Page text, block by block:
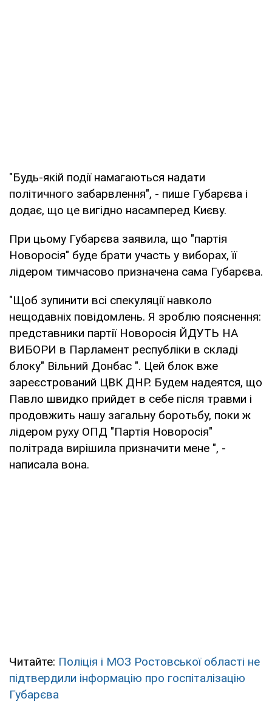
"Будь-якій події намагаються надати
політичного забарвлення", - пише Губарєва і
додає, що це вигідно насамперед Києву.
При цьому Губарєва заявила, що "партія
Новоросія" буде брати участь у виборах, її
лідером тимчасово призначена сама Губарєва.
"Щоб зупинити всі спекуляції навколо
нещодавніх повідомлень. Я зроблю пояснення:
представники партії Новоросія ЙДУТЬ НА
ВИБОРИ в Парламент республіки в складі
блоку" Вільний Донбас ". Цей блок вже
зареєстрований ЦВК ДНР. Будем надеятся, що
Павло швидко прийдет в себе після травми і
продовжить нашу загальну боротьбу, поки ж
лідером руху ОПД "Партія Новоросія"
політрада вирішила призначити мене ", -
написала вона.
Читайте: Поліція і МОЗ Ростовської області не
підтвердили інформацію про госпіталізацію
Губарєва